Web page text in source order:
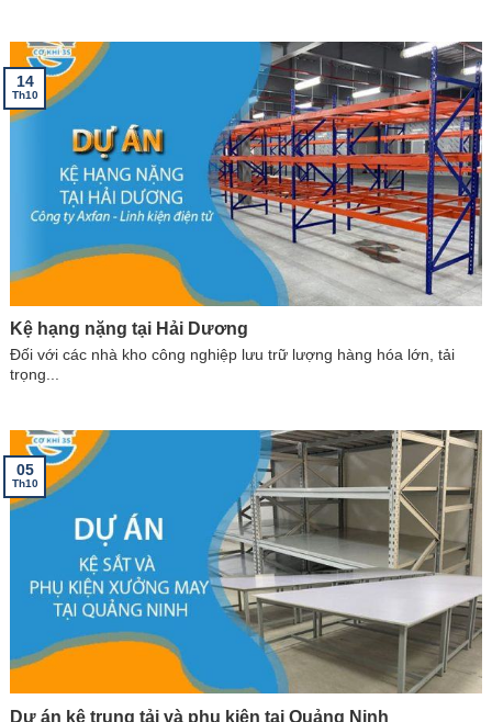
Kệ hạng nặng tại Hải Dương
Đối với các nhà kho công nghiệp lưu trữ lượng hàng hóa lớn, tải
trọng...
14
Th10
Dự án kệ trung tải và phụ kiện tại Quảng Ninh
05
Th10